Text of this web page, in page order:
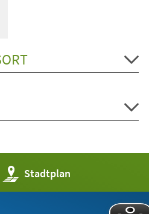
Stadtplan
(Öffnet
in
einem